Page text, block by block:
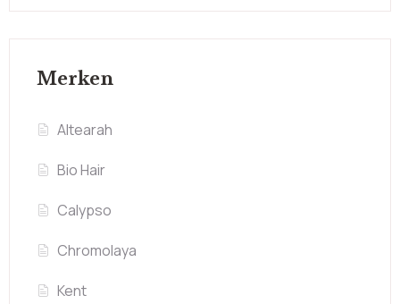
Merken
Altearah
Bio Hair
Calypso
Chromolaya
Kent